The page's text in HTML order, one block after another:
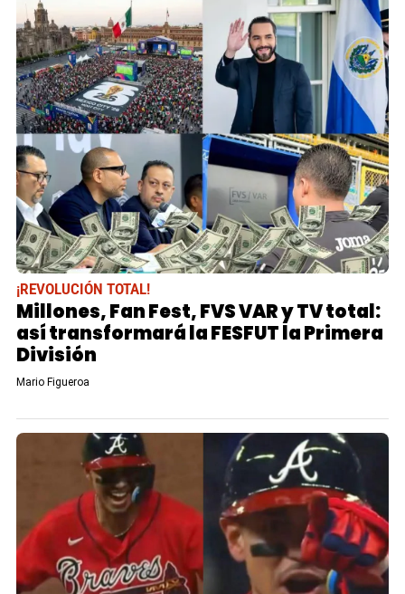
¡REVOLUCIÓN TOTAL!
Millones, Fan Fest, FVS VAR y TV total:
así transformará la FESFUT la Primera
División
Mario Figueroa